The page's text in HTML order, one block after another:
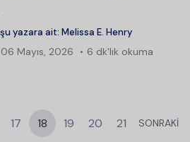
yazara ait: Melissa E. Henry
06 Mayıs, 2026
6 dk'lık okuma
17 18 19 20 21 SONRAKİ